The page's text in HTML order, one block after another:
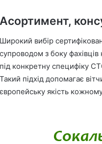
Асортимент,
Широкий вибір
супроводом з боку
під конкретну специфіку
Такий підхід допомагає
європейську якість кожному